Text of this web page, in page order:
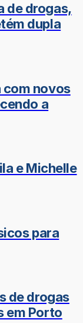
de drogas,
dupla
com novos
a
e Michelle
para
de drogas
em Porto